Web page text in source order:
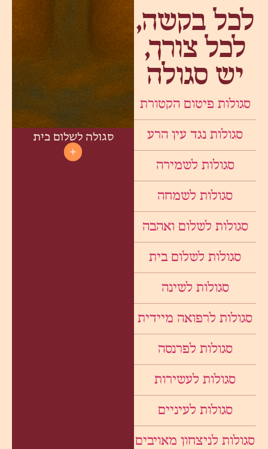
לכל בקשה,
לכל צורך,
יש סגולה
סגולות פיטום הקטורת
סגולות נגד עין הרע
סגולות לשמירה
סגולות לשמחה
סגולות לשלום ואהבה
סגולות לשלום בית
סגולות לשינה
סגולות לרפואה מיידית
סגולות לפרנסה
סגולות לעשירות
סגולות לעיניים
סגולות לניצחון מאויבים
סגולה לשלום בית